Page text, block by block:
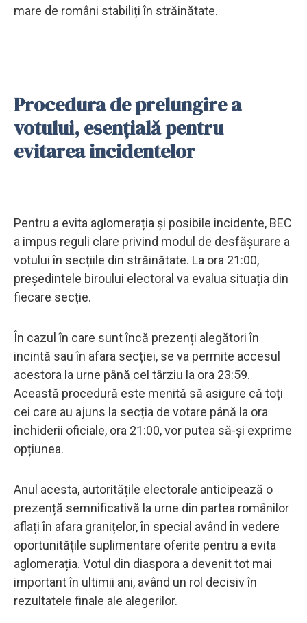
mare de români stabiliți în străinătate.
Procedura de prelungire a
votului, esențială pentru
evitarea incidentelor
Pentru a evita aglomerația și posibile incidente, BEC
a impus reguli clare privind modul de desfășurare a
votului în secțiile din străinătate. La ora 21:00,
președintele biroului electoral va evalua situația din
fiecare secție.
În cazul în care sunt încă prezenți alegători în
incintă sau în afara secției, se va permite accesul
acestora la urne până cel târziu la ora 23:59.
Această procedură este menită să asigure că toți
cei care au ajuns la secția de votare până la ora
închiderii oficiale, ora 21:00, vor putea să-și exprime
opțiunea.
Anul acesta, autoritățile electorale anticipează o
prezență semnificativă la urne din partea românilor
aflați în afara granițelor, în special având în vedere
oportunitățile suplimentare oferite pentru a evita
aglomerația. Votul din diaspora a devenit tot mai
important în ultimii ani, având un rol decisiv în
rezultatele finale ale alegerilor.